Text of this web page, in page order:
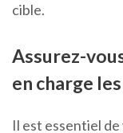
cible.
Assurez-
en charge
Il est essentiel